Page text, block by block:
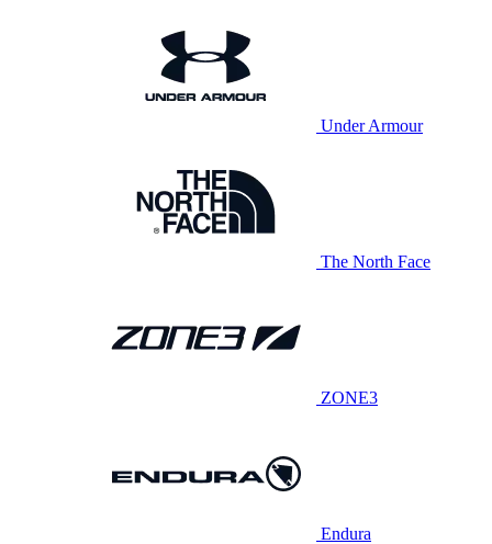
Under Armour
The North Face
ZONE3
Endura